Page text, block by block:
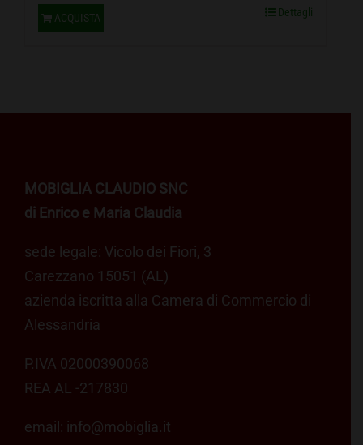
ACQUISTA Dettagli
MOBIGLIA CLAUDIO SNC
di Enrico e Maria Claudia
sede legale: Vicolo dei Fiori, 3
Carezzano 15051 (AL)
azienda iscritta alla Camera di Commercio di
Alessandria
P.IVA 02000390068
REA AL -217830
email: info@mobiglia.it